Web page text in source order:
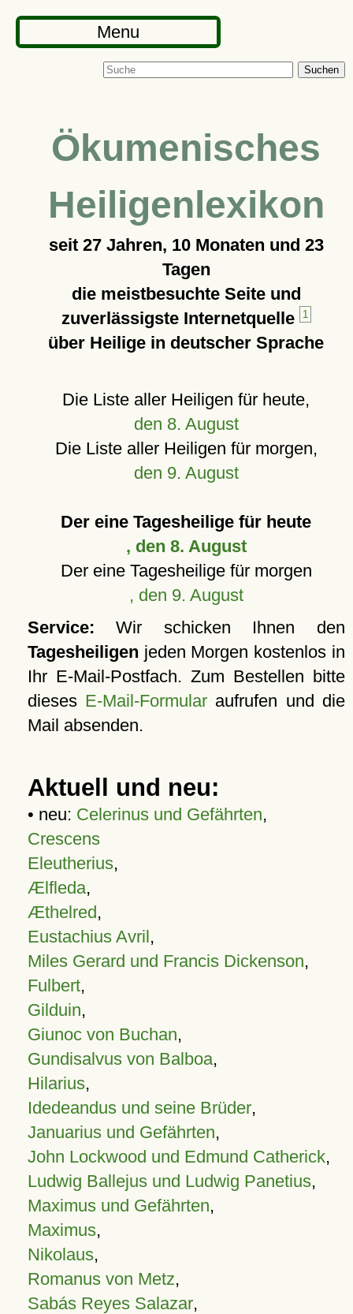
Menu
Suchen
Ökumenisches
Heiligenlexikon
seit 27 Jahren, 10 Monaten und 23
Tagen
die meistbesuchte Seite und
zuverlässigste Internetquelle
1
über Heilige in deutscher Sprache
Die Liste aller Heiligen für heute,
den 8. August
Die Liste aller Heiligen für morgen,
den 9. August
Der eine Tagesheilige für heute
, den 8. August
Der eine Tagesheilige für morgen
, den 9. August
Service: Wir schicken Ihnen den
Tagesheiligen jeden Morgen kostenlos in
Ihr E-Mail-Postfach. Zum Bestellen bitte
dieses E-Mail-Formular aufrufen und die
Mail absenden.
Aktuell und neu:
• neu: Celerinus und Gefährten,
Crescens
Eleutherius,
Ælfleda,
Æthelred,
Eustachius Avril,
Miles Gerard und Francis Dickenson,
Fulbert,
Gilduin,
Giunoc von Buchan,
Gundisalvus von Balboa,
Hilarius,
Idedeandus und seine Brüder,
Januarius und Gefährten,
John Lockwood und Edmund Catherick,
Ludwig Ballejus und Ludwig Panetius,
Maximus und Gefährten,
Maximus,
Nikolaus,
Romanus von Metz,
Sabás Reyes Salazar,